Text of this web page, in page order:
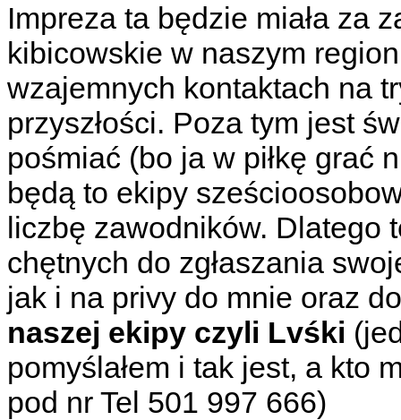
Impreza ta będzie miała za
kibicowskie w naszym
wzajemnych kontaktach na
przyszłości. Poza tym jest
pośmiać (bo ja w piłkę grać
będą to ekipy
liczbę zawodników. Dlatego
chętnych do zgłaszania
jak i na privy do mnie oraz
naszej ekipy czyli Lvśki
pomyślałem i tak jest, a kto
pod nr Tel 501 997 666)